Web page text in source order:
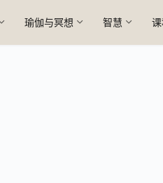
瑜伽与冥想 智慧